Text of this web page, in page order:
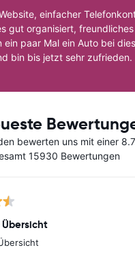
einfacher
gut organisiert, freundliches
ein paar Mal ein Auto bei
bin bis jetzt sehr zufrieden.
bewerten uns mit einer
15930 Bewertungen